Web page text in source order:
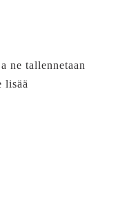
ne tallennetaan
lisää